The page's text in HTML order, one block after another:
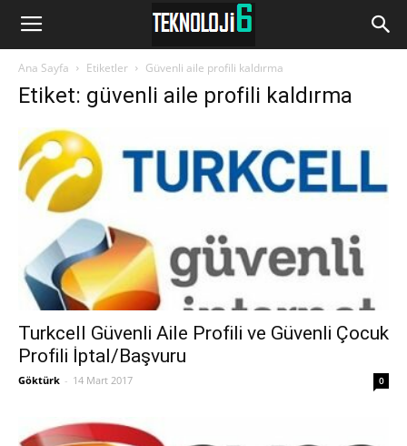
www.Teknoloji6.com
Ana Sayfa Etiketler Güvenli aile profili kaldırma
Etiket: güvenli aile profili kaldırma
Turkcell Güvenli Aile Profili ve Güvenli Çocuk
Profili İptal/Başvuru
Göktürk - 14 Mart 2017 0